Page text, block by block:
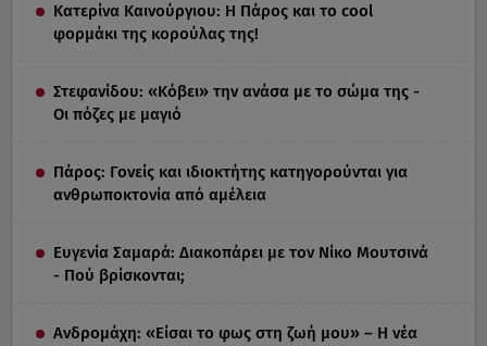
Κατερίνα Καινούργιου: Η Πάρος και το cool
φορμάκι της κορούλας της!
Στεφανίδου: «Κόβει» την ανάσα με το σώμα της -
Οι πόζες με μαγιό
Πάρος: Γονείς και ιδιοκτήτης κατηγορούνται για
ανθρωποκτονία από αμέλεια
Ευγενία Σαμαρά: Διακοπάρει με τον Νίκο Μουτσινά
- Πού βρίσκονται;
Ανδρομάχη: «Είσαι το φως στη ζωή μου» – Η νέα